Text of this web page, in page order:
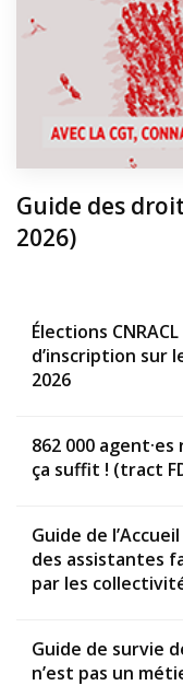
Guide des
2026)
Élections
d’inscription sur
2026
862 000
ça suffit ! (tract
Guide de
des assistantes
par les
Guide de survie
n’est pas un